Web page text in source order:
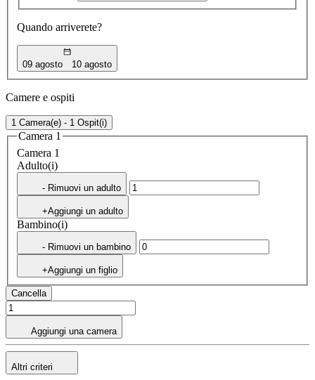
Quando arriverete?
09 agosto 10 agosto
Camere e ospiti
1 Camera(e) - 1 Ospit(i)
Camera 1
Camera 1
Adulto(i)
- Rimuovi un adulto
+Aggiungi un adulto
Bambino(i)
- Rimuovi un bambino
+Aggiungi un figlio
Cancella
Aggiungi una camera
Altri criteri